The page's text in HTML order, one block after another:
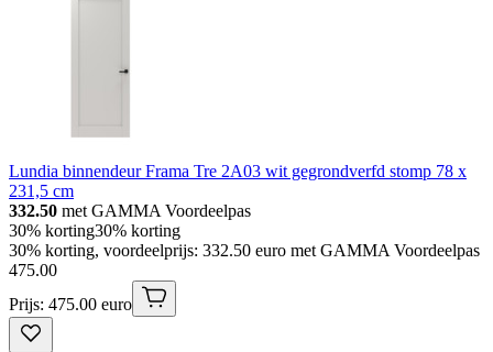
Lundia binnendeur Frama Tre 2A03 wit gegrondverfd stomp 78 x
231,5 cm
332.50 met GAMMA Voordeelpas
30% korting30% korting
30% korting, voordeelprijs: 332.50 euro met GAMMA Voordeelpas
475.00
Prijs: 475.00 euro